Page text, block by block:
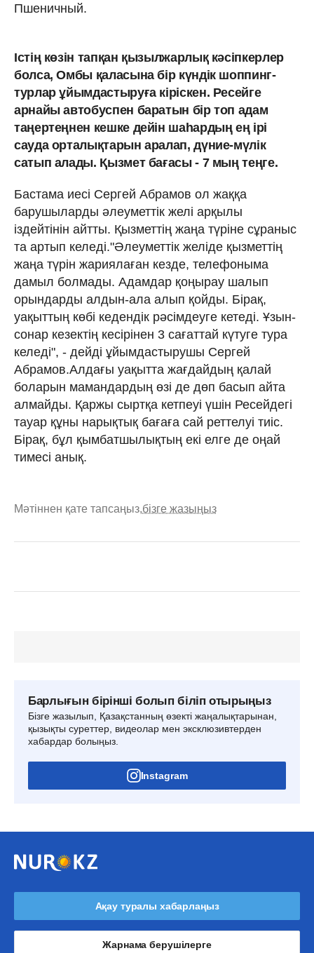
Пшеничный.
Істің көзін тапқан қызылжарлық кәсіпкерлер
болса, Омбы қаласына бір күндік шоппинг-
турлар ұйымдастыруға кіріскен. Ресейге
арнайы автобуспен баратын бір топ адам
таңертеңнен кешке дейін шаһардың ең ірі
сауда орталықтарын аралап, дүние-мүлік
сатып алады. Қызмет бағасы - 7 мың теңге.
Бастама иесі Сергей Абрамов ол жаққа
барушыларды әлеуметтік желі арқылы
іздейтінін айтты. Қызметтің жаңа түріне сұраныс
та артып келеді."Әлеуметтік желіде қызметтің
жаңа түрін жариялаған кезде, телефоныма
дамыл болмады. Адамдар қоңырау шалып
орындарды алдын-ала алып қойды. Бірақ,
уақыттың көбі кедендік рәсімдеуге кетеді. Ұзын-
сонар кезектің кесірінен 3 сағаттай күтуге тура
келеді", - дейді ұйымдастырушы Сергей
Абрамов.Алдағы уақытта жағдайдың қалай
боларын мамандардың өзі де дөп басып айта
алмайды. Қаржы сыртқа кетпеуі үшін Ресейдегі
тауар құны нарықтық бағаға сай реттелуі тиіс.
Бірақ, бұл қымбатшылықтың екі елге де оңай
тимесі анық.
Мәтіннен қате тапсаңыз,бізге жазыңыз
Барлығын бірінші болып біліп отырыңыз
Бізге жазылып, Қазақстанның өзекті жаңалықтарынан,
қызықты суреттер, видеолар мен эксклюзивтерден
хабардар болыңыз.
Instagram
Ақау туралы хабарлаңыз
Жарнама берушілерге